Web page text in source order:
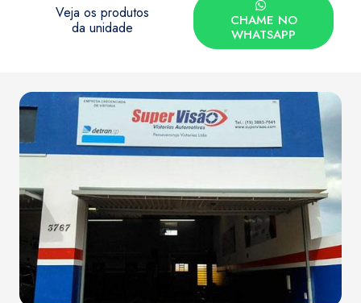
Veja os produtos
da unidade
CHAME NO
WHATSAPP